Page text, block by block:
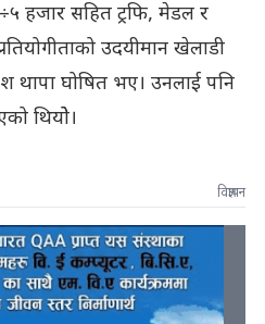
हजार सहित ट्रफि, मेडल र
उदयीमान खेलाडी
थापा घोषित भए। उनलाई पनि
थियोे।
विज्ञापन